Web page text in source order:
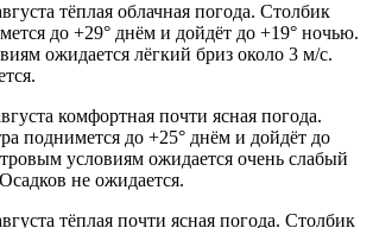
тёплая облачная погода. Столбик
до +29° днём и дойдёт до +19° ночью.
ожидается лёгкий бриз около 3 м/с.
комфортная почти ясная погода.
поднимется до +25° днём и дойдёт до
условиям ожидается очень слабый
не ожидается.
тёплая почти ясная погода. Столбик